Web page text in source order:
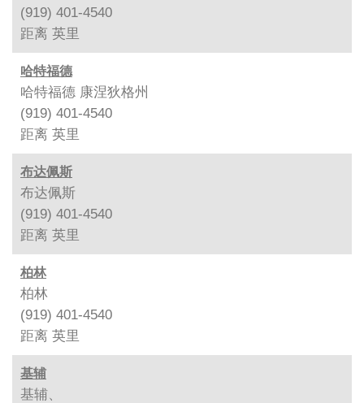
(919) 401-4540
距离 英里
哈特福德
哈特福德 康涅狄格州
(919) 401-4540
距离 英里
布达佩斯
布达佩斯
(919) 401-4540
距离 英里
柏林
柏林
(919) 401-4540
距离 英里
基辅
基辅、